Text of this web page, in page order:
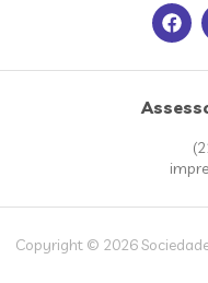
Copyright © 2026